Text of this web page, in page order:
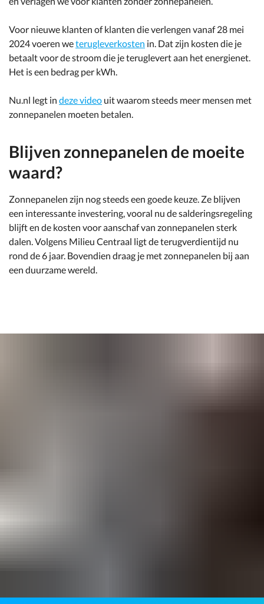
Voor nieuwe klanten of klanten die verlengen vanaf 28 mei
2024 voeren weterugleverkosten in. Dat zijn kosten die je
betaalt voor de stroom die je teruglevert aan het energienet.
Het is een bedrag per kWh.
Nu.nl legt in deze video uit waarom steeds meer mensen met
zonnepanelen moeten betalen.
Blijven zonnepanelen de moeite
waard?
Zonnepanelen zijn nog steeds een goede keuze. Ze blijven
een interessante investering, vooral nu de salderingsregeling
blijft en de kosten voor aanschaf van zonnepanelen sterk
dalen. Volgens Milieu Centraal ligt de terugverdientijd nu
rond de 6 jaar. Bovendien draag je met zonnepanelen bij aan
een duurzame wereld.